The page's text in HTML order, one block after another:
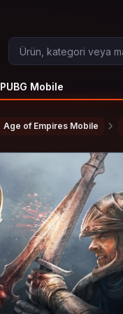
PUBG Mobile
Age of Empires Mobile